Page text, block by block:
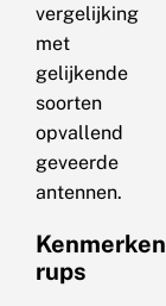
vergelijking
met
gelijkende
soorten
opvallend
geveerde
antennen.
Kenmerken
rups